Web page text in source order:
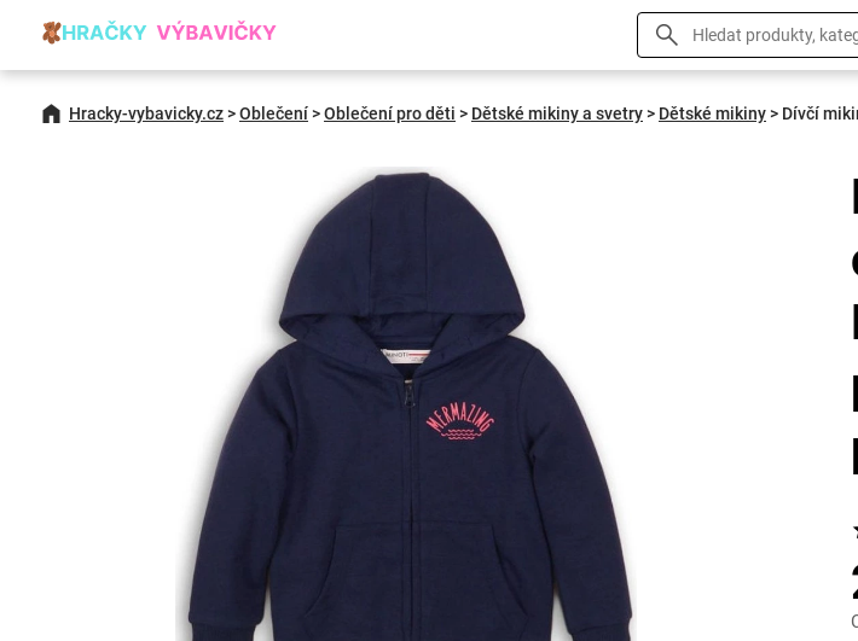
Hracky-vybavicky.cz>Oblečení>Oblečení pro děti > Dětské mikiny a svetry> Dětské mikiny> Dívčí